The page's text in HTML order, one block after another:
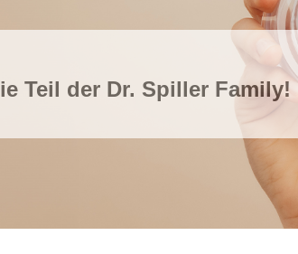
Teil der Dr. Spiller Family!